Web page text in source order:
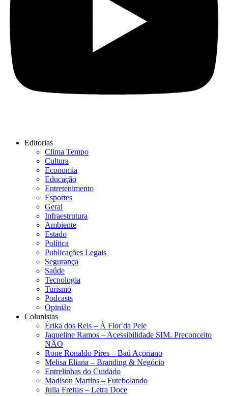
Editorias
Clima Tempo
Cultura
Economia
Educação
Entretenimento
Esportes
Geral
Infraestrutura
Ambiente
Estado
Política
Publicações Legais
Segurança
Saúde
Tecnologia
Turismo
Podcasts
Opinião
Colunistas
Érika dos Reis​ – À Flor da Pele
Jaqueline Ramos – Acessibilidade SIM. Preconceito
NÃO
Rone Ronaldo Pires – Baú Açoriano
Melisa Eliana – Branding & Negócio
Entrelinhas do Cuidado
Madison Martins – Futebolando
Julia Freitas​ – Letra Doce